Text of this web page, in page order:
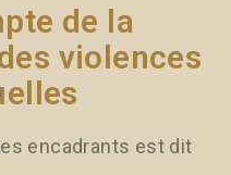
de la
violences
encadrants est dit